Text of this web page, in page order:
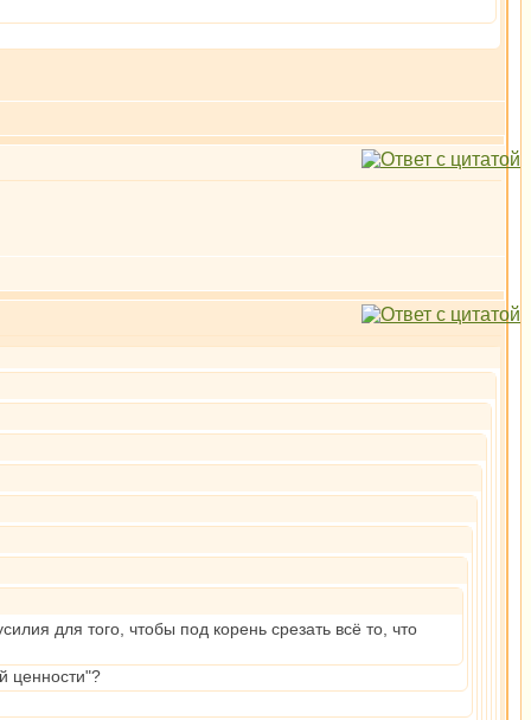
для того, чтобы под корень срезать всё то, что
ценности"?